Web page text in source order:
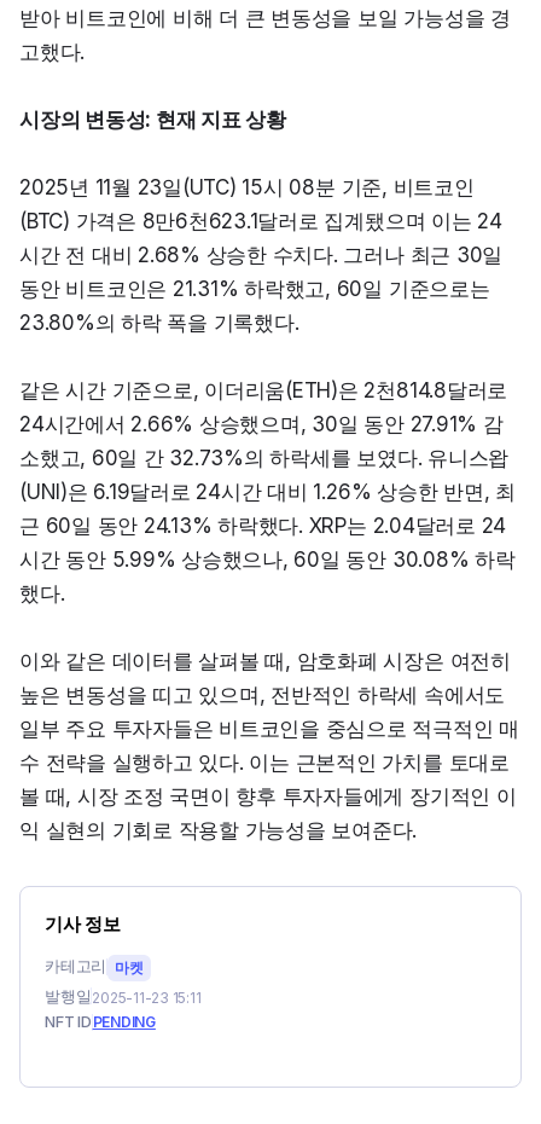
받아 비트코인에 비해 더 큰 변동성을 보일 가능성을 경
고했다.
시장의 변동성: 현재 지표 상황
2025년 11월 23일(UTC) 15시 08분 기준, 비트코인
(BTC) 가격은 8만6천623.1달러로 집계됐으며 이는 24
시간 전 대비 2.68% 상승한 수치다. 그러나 최근 30일
동안 비트코인은 21.31% 하락했고, 60일 기준으로는
23.80%의 하락 폭을 기록했다.
같은 시간 기준으로, 이더리움(ETH)은 2천814.8달러로
24시간에서 2.66% 상승했으며, 30일 동안 27.91% 감
소했고, 60일 간 32.73%의 하락세를 보였다. 유니스왑
(UNI)은 6.19달러로 24시간 대비 1.26% 상승한 반면, 최
근 60일 동안 24.13% 하락했다. XRP는 2.04달러로 24
시간 동안 5.99% 상승했으나, 60일 동안 30.08% 하락
했다.
이와 같은 데이터를 살펴볼 때, 암호화폐 시장은 여전히
높은 변동성을 띠고 있으며, 전반적인 하락세 속에서도
일부 주요 투자자들은 비트코인을 중심으로 적극적인 매
수 전략을 실행하고 있다. 이는 근본적인 가치를 토대로
볼 때, 시장 조정 국면이 향후 투자자들에게 장기적인 이
익 실현의 기회로 작용할 가능성을 보여준다.
기사 정보
카테고리 마켓
발행일 2025-11-23 15:11
NFT ID PENDING